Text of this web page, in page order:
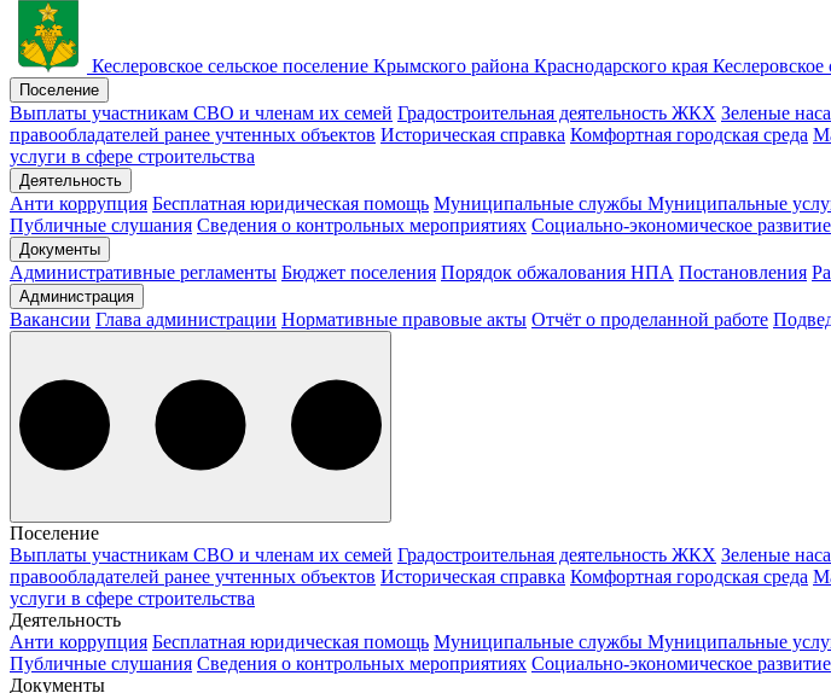
Кеслеровское сельское поселение Крымского района Краснодарского края Кеслеровское
Поселение
Выплаты участникам СВО и членам их семей Градостроительная деятельность ЖКХ Зеленые
правообладателей ранее учтенных объектов Историческая справка Комфортная городская среда
услуги в сфере строительства
Деятельность
Анти коррупция Бесплатная юридическая помощь Муниципальные службы Муниципальные
Публичные слушания Сведения о контрольных мероприятиях Социально-экономическое развитие
Документы
Административные регламенты Бюджет поселения Порядок обжалования НПА Постановления
Администрация
Вакансии Глава администрации Нормативные правовые акты Отчёт о проделанной работе
Поселение
Выплаты участникам СВО и членам их семей Градостроительная деятельность ЖКХ Зеленые
правообладателей ранее учтенных объектов Историческая справка Комфортная городская среда
услуги в сфере строительства
Деятельность
Анти коррупция Бесплатная юридическая помощь Муниципальные службы Муниципальные
Публичные слушания Сведения о контрольных мероприятиях Социально-экономическое развитие
Документы